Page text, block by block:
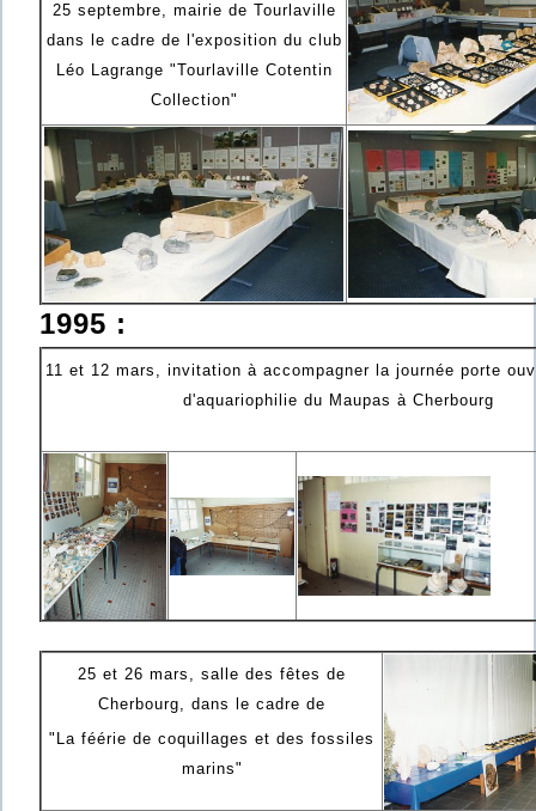
25 septembre, mairie de Tourlaville
dans le cadre de l'exposition du club
Léo Lagrange "Tourlaville Cotentin
Collection"
1995 :
11 et 12 mars, invitation à accompagner la journée porte
d'aquariophilie du Maupas à Cherbourg
25 et 26 mars, salle des fêtes de
Cherbourg, dans le cadre de
"La féérie de coquillages et des fossiles
marins"